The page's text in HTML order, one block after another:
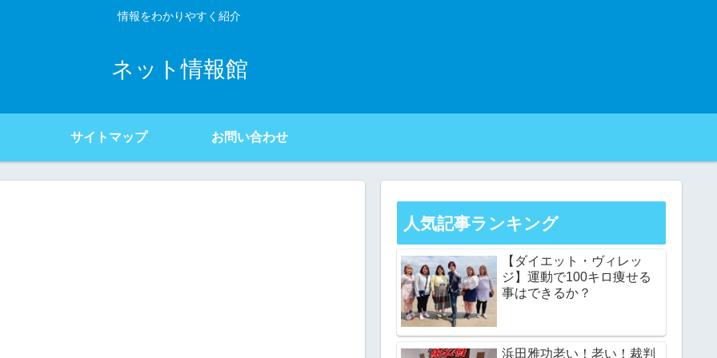
情報をわかりやすく紹介
ネット情報館
サイトマップ お問い合わせ
人気記事ランキング
【ダイエット・ヴィレッ
ジ】運動で100キロ痩せる
事はできるか？
浜田雅功老い！老い！裁判